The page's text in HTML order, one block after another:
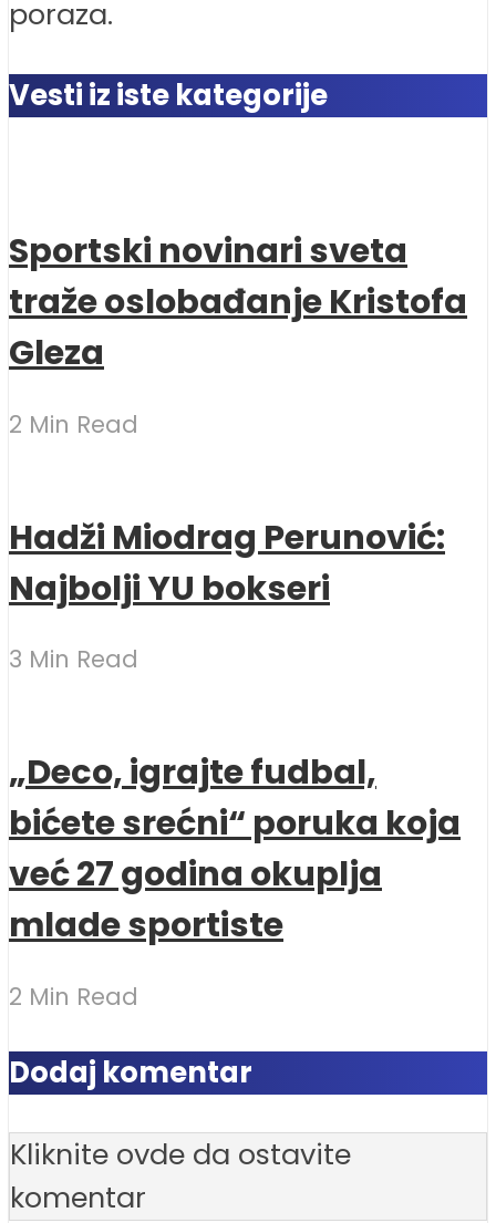
poraza.
Vesti iz iste kategorije
Sportski novinari sveta
traže oslobađanje Kristofa
Gleza
2 Min Read
Hadži Miodrag Perunović:
Najbolji YU bokseri
3 Min Read
„Deco, igrajte fudbal,
bićete srećni“ poruka koja
već 27 godina okuplja
mlade sportiste
2 Min Read
Dodaj komentar
Kliknite ovde da ostavite
komentar